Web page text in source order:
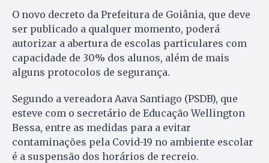
O novo decreto da Prefeitura de Goiânia, que deve
ser publicado a qualquer momento, poderá
autorizar a abertura de escolas particulares com
capacidade de 30% dos alunos, além de mais
alguns protocolos de segurança.
Segundo a vereadora Aava Santiago (PSDB), que
esteve com o secretário de Educação Wellington
Bessa, entre as medidas para a evitar
contaminações pela Covid-19 no ambiente escolar
é a suspensão dos horários de recreio.